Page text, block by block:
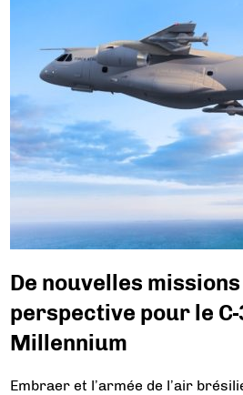
De nouvelles missions
perspective pour le
Millennium
Embraer et l’armée de l’air